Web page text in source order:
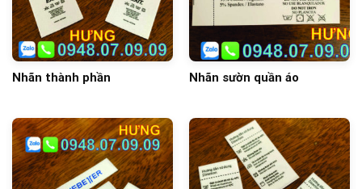
Nhãn thành phần Nhãn sườn quần áo